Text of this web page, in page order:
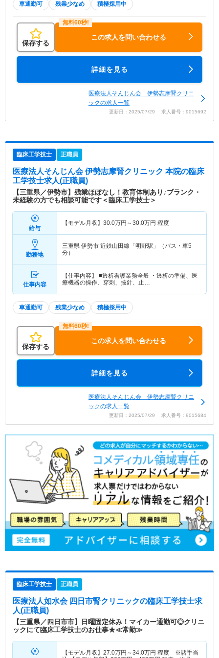
車通勤可 残業少なめ 積極採用中
保存する
この求人を問い合わせる
詳細を見る
医療法人そんじん会 伊勢志摩腎クリニ
ックの求人一覧
更新日：2025/07/29 求人番号：9015692
臨床工学技士 正職員
医療法人そんじん会 伊勢志摩腎クリニック 本院の臨床
工学技士求人(正職員)
【三重県／伊勢市】残業ほぼなし！教育体制あり♪ブランク・
未経験の方でも相談可能です＜臨床工学技士＞
給与
【モデル月収】 30.0万円～30.0万円 程度
勤務地
三重県 伊勢市 近鉄山田線「明野駅」（バス・車5
分）
仕事内容
【仕事内容】 ■透析看護業務全般 ・透析の準備、医
療機器の操作、穿刺、抜針、止…
車通勤可 残業少なめ 積極採用中
保存する
この求人を問い合わせる
詳細を見る
医療法人そんじん会 伊勢志摩腎クリニ
ックの求人一覧
更新日：2025/07/29 求人番号：9015684
臨床工学技士 正職員
医療法人如水会 四日市腎クリニックの臨床工学技士求
人(正職員)
【三重県／四日市市】日曜固定休み！マイカー通勤可◎クリニ
ックにて臨床工学技士のお仕事★≪常勤≫
【モデル月収】 27.0万円～34.0万円 程度 ※諸手当